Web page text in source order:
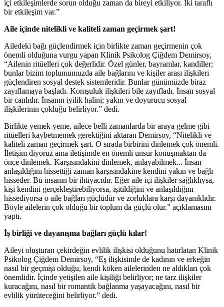
içi etkileşimlerde sorun olduğu zaman da bireyi etkiliyor. İki taraflı
bir etkileşim var.”
Aile içinde nitelikli ve kaliteli zaman geçirmek şart!
Ailedeki bağı güçlendirmek için birlikte zaman geçirmenin çok
önemli olduğuna vurgu yapan Klinik Psikolog Çiğdem Demirsoy,
“Ailenin ritüelleri çok değerlidir. Özel günler, bayramlar, kandiller;
bunlar bizim toplumumuzda aile bağlarını ve kişiler arası ilişkileri
güçlendiren sosyal destek sistemleridir. Bunlar günümüzde biraz
zayıflamaya başladı. Komşuluk ilişkileri bile zayıfladı. İnsan sosyal
bir canlıdır. İnsanın iyilik halini; yakın ve doyurucu sosyal
ilişkilerinin çokluğu belirliyor.” dedi.
Birlikte yemek yeme, ailece belli zamanlarda bir araya gelme gibi
ritüelleri kaybetmemek gerektiğini aktaran Demirsoy, “Nitelikli ve
kaliteli zaman geçirmek şart. O sırada birbirini dinlemek çok önemli.
İletişim diyoruz ama iletişimde en önemli unsur konuşmaktan da
önce dinlemek. Karşısındakini dinlemek, anlayabilmek... İnsan
anlaşıldığını hissettiği zaman karşısındakine kendini yakın ve bağlı
hisseder. Bu insanın bir ihtiyacıdır. Eğer aile içi ilişkiler sağlıklıysa,
kişi kendini gerçekleştirebiliyorsa, işitildiğini ve anlaşıldığını
hissediyorsa o aile bağları güçlüdür ve zorluklara karşı dayanıklıdır.
Böyle ailelerin çok olduğu bir toplum da güçlü olur.” açıklamasını
yaptı.
İş birliği ve dayanışma bağları güçlü kılar!
Aileyi oluşturan çekirdeğin evlilik ilişkisi olduğunu hatırlatan Klinik
Psikolog Çiğdem Demirsoy, “Eş ilişkisinde de kadının ve erkeğin
nasıl bir geçmişi olduğu, kendi köken ailelerinden ne aldıkları çok
önemlidir. İçinde yetişilen aile kişiliği belirliyor; ne tarz ilişkiler
kuracağını, nasıl bir romantik bağlanma yaşayacağını, nasıl bir
evlilik yürüteceğini belirliyor.” dedi.